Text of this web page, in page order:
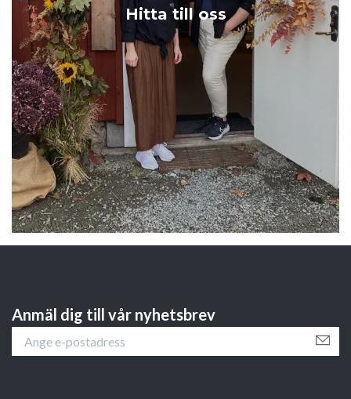
Hitta till oss
Anmäl dig till vår nyhetsbrev